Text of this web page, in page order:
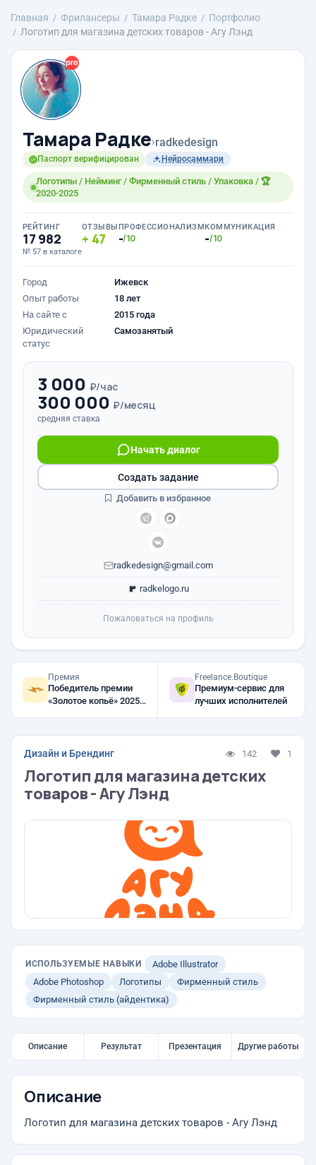
Главная Фрилансеры Тамара Радке
Портфолио
Логотип для магазина детских товаров - Агу Лэнд
Тамара Радке›radkedesign
Паспорт верифицирован Нейросаммари
Логотипы / Нейминг / Фирменный стиль / Упаковка / 🏆
2020-2025
РЕЙТИНГ
17 982
№ 57 в каталоге
ОТЗЫВЫ
47
ПРОФЕССИОНАЛИЗМ
-/10
КОММУНИКАЦИЯ
-/10
Город
Ижевск
Опыт работы
18 лет
На сайте с
2015 года
Юридический
статус
Самозанятый
3 000 ₽/час
300 000 ₽/месяц
средняя ставка
Начать диалог
radkedesign@gmail.com
radkelogo.ru
Создать задание
Добавить в избранное
Пожаловаться на профиль
Премия
Победитель премии
«Золотое копьё» 2025,
Freelance.Boutique
Премиум-сервис для
лучших исполнителей
Дизайн и Брендинг 142 1
Логотип для магазина детских
товаров - Агу Лэнд
ИСПОЛЬЗУЕМЫЕ НАВЫКИ
Adobe Illustrator
Adobe Photoshop
Логотипы
Фирменный стиль
Фирменный стиль (айдентика)
Описание Результат Презентация Другие работы
Описание
Логотип для магазина детских товаров - Агу Лэнд